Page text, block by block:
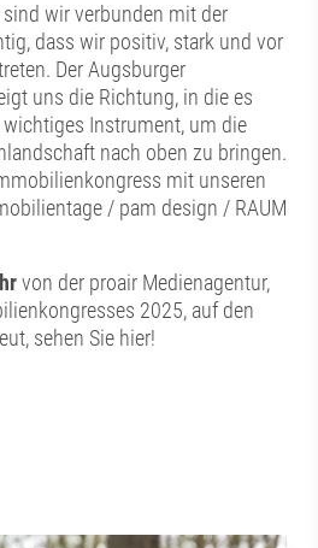
wir verbunden mit der
dass wir positiv, stark und vor
Der Augsburger
uns die Richtung, in die es
Instrument, um die
nach oben zu bringen.
mit unseren
/ pam design / RAUM
von der proair Medienagentur,
2025, auf den
sehen Sie hier!